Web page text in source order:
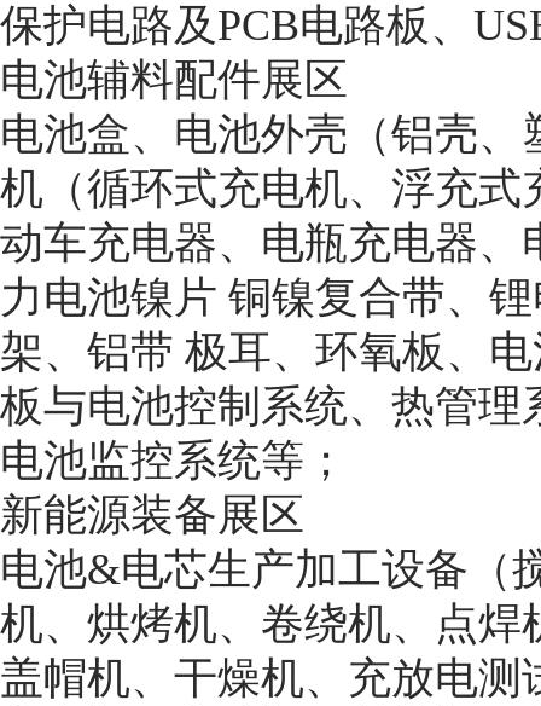
保护电路及PCB电路板、
电池辅料配件展区
电池盒、电池外壳（铝壳
机（循环式充电机、浮充
动车充电器、电瓶充电器
力电池镍片 铜镍复合带、
架、铝带 极耳、环氧板、
板与电池控制系统、热管
电池监控系统等；
新能源装备展区
电池&电芯生产加工设备（
机、烘烤机、卷绕机、点
盖帽机、干燥机、充放电